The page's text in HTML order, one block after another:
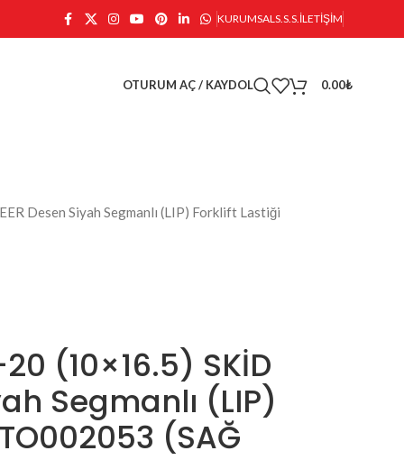
KURUMSALS.S.S.İLETIŞIM
OTURUM AÇ / KAYDOL 0.00₺
Desen Siyah Segmanlı (LIP) Forklift Lastiği
(10×16.5) SKİD
Segmanlı (LIP)
(SAĞ